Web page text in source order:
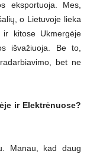
eksportuoja. Mes,
o Lietuvoje lieka
kitose Ukmergėje
išvažiuoja. Be to,
bet ne
ir Elektrėnuose?
Manau, kad daug